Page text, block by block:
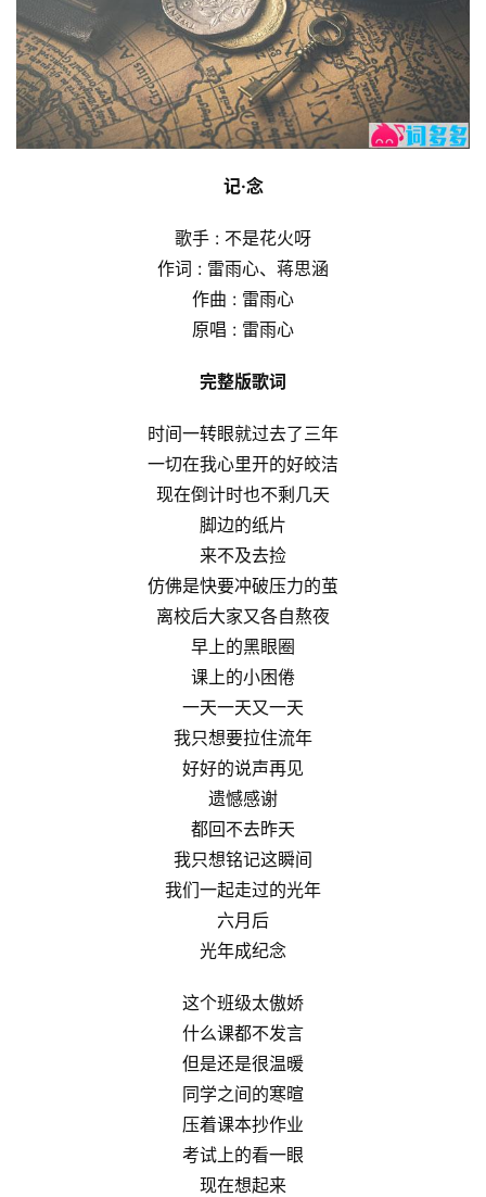
记·念
歌手 : 不是花火呀
作词 : 雷雨心、蒋思涵
作曲 : 雷雨心
原唱 : 雷雨心
完整版歌词
时间一转眼就过去了三年
一切在我心里开的好皎洁
现在倒计时也不剩几天
脚边的纸片
来不及去捡
仿佛是快要冲破压力的茧
离校后大家又各自熬夜
早上的黑眼圈
课上的小困倦
一天一天又一天
我只想要拉住流年
好好的说声再见
遗憾感谢
都回不去昨天
我只想铭记这瞬间
我们一起走过的光年
六月后
光年成纪念
这个班级太傲娇
什么课都不发言
但是还是很温暖
同学之间的寒暄
压着课本抄作业
考试上的看一眼
现在想起来